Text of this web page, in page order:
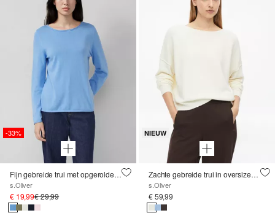
-33%
Fijn gebreide trui met opgerolde randen
s.Oliver
€ 19,99€ 29,99
NIEUW
Zachte gebreide trui in oversized model
s.Oliver
€ 59,99